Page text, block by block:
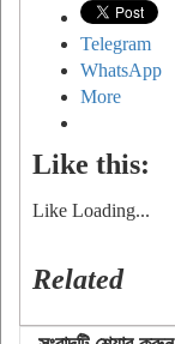
Telegram
WhatsApp
More
Like this:
Like Loading...
Related